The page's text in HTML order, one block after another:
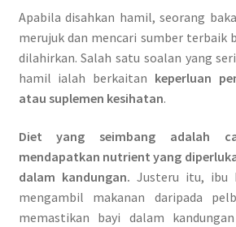
Apabila disahkan hamil, seorang
merujuk dan mencari sumber terbaik
dilahirkan. Salah satu soalan yang
hamil ialah berkaitan keperluan
atau suplemen kesihatan.
Diet yang seimbang adalah
mendapatkan nutrient yang
dalam kandungan. Justeru itu, ibu
mengambil makanan daripada
memastikan bayi dalam